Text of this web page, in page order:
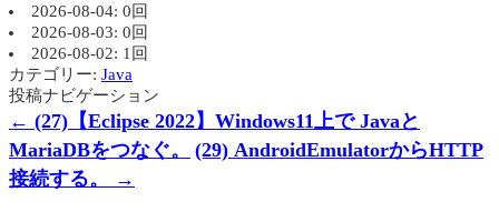
2026-08-04: 0回
2026-08-03: 0回
2026-08-02: 1回
カテゴリー: Java
投稿ナビゲーション
← (27)【Eclipse 2022】Windows11上で Javaと
MariaDBをつなぐ。
(29) AndroidEmulatorからHTTP
接続する。
→